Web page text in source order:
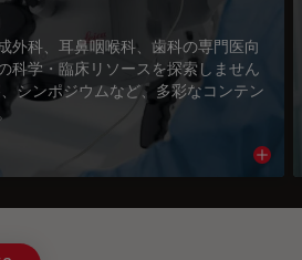
外科、耳鼻咽喉科、歯科の専門医向
科学・臨床リソースを探索しません
シンポジウムなど、多彩なコンテン